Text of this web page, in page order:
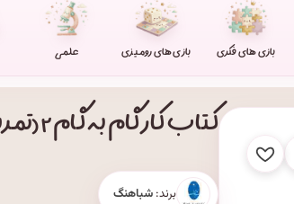
بازی های فکری بازی های رومیزی علمی
کتاب کار گام به گام ۲ (تمرین های قدم به قدم شطرنج)
برند: شباهنگ